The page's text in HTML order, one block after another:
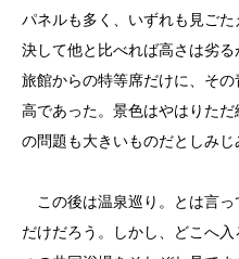
パネルも多く、いずれも見ご
決して他と比べれば高さは劣
旅館からの特等席だけに、そ
高であった。景色はやはりた
の問題も大きいものだとしみじ
この後は温泉巡り。とは言っ
だけだろう。しかし、どこへ入